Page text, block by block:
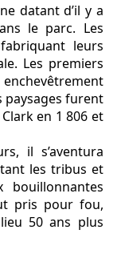
datant d’il y a
le parc. Les
leurs
Les premiers
furent
en 1 806 et
il s’aventura
les tribus et
pris pour fou,
50 ans plus